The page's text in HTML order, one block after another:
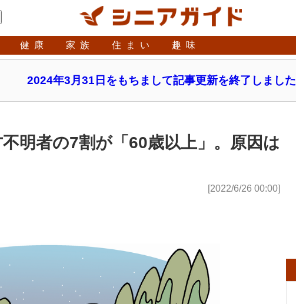
健康 家族 住まい 趣味
2024年3月31日をもちまして記事更新を終了しました
明者の7割が「60歳以上」。原因は
[2022/6/26 00:00]